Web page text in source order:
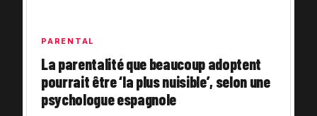
PARENTAL
La parentalité que beaucoup adoptent
pourrait être ‘la plus nuisible’, selon une
psychologue espagnole